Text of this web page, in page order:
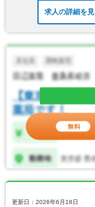
求人の詳細を
更新日：2026年6月18日